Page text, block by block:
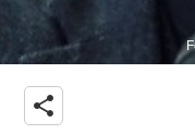
share